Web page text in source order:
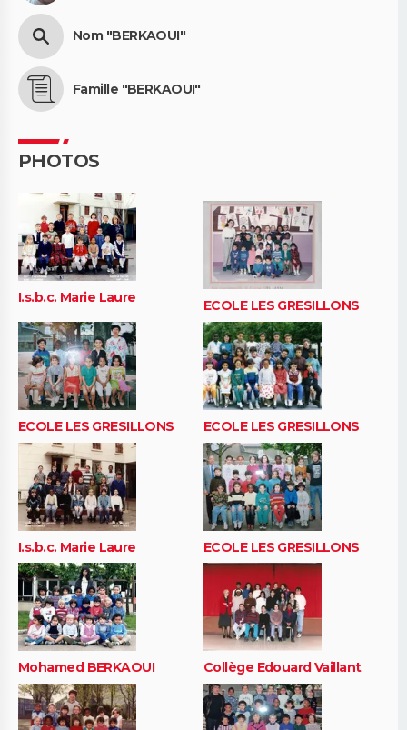
Nom "BERKAOUI"
Famille "BERKAOUI"
PHOTOS
I.s.b.c. Marie Laure ECOLE LES GRESILLONS
ECOLE LES GRESILLONS ECOLE LES GRESILLONS
I.s.b.c. Marie Laure ECOLE LES GRESILLONS
Mohamed BERKAOUI Collège Edouard Vaillant